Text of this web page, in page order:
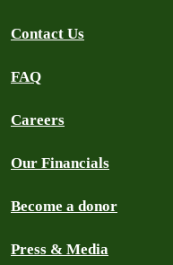
Contact Us
FAQ
Careers
Our Financials
Become a donor
Press & Media